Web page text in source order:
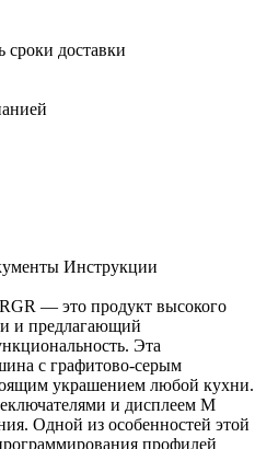
сроки доставки
Инструкции
— это продукт высокого
и предлагающий
Эта
с графитово-серым
украшением любой кухни.
и дисплеем M
Одной из особенностей этой
профилей